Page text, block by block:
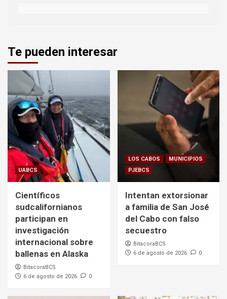
Te pueden interesar
UABCS
Científicos
sudcalifornianos
participan en
investigación
internacional sobre
ballenas en Alaska
BitacoraBCS
6 de agosto de 2026
0
LOS CABOS
MUNICIPIOS
PJEBCS
Intentan extorsionar
a familia de San José
del Cabo con falso
secuestro
BitacoraBCS
6 de agosto de 2026
0